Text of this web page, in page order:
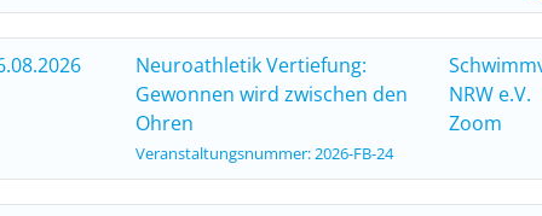
Neuroathletik Vertiefung:
Gewonnen wird zwischen den
Ohren
Veranstaltungsnummer: 2026-FB-24
NRW e.V.
Zoom